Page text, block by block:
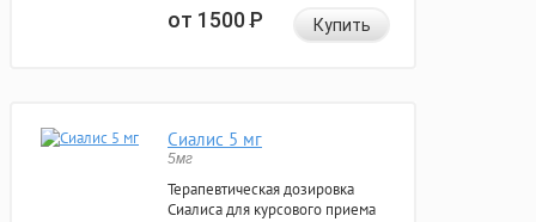
от 1500Р Купить
Сиалис 5 мг
5мг
Терапевтическая дозировка
Сиалиса для курсового приема